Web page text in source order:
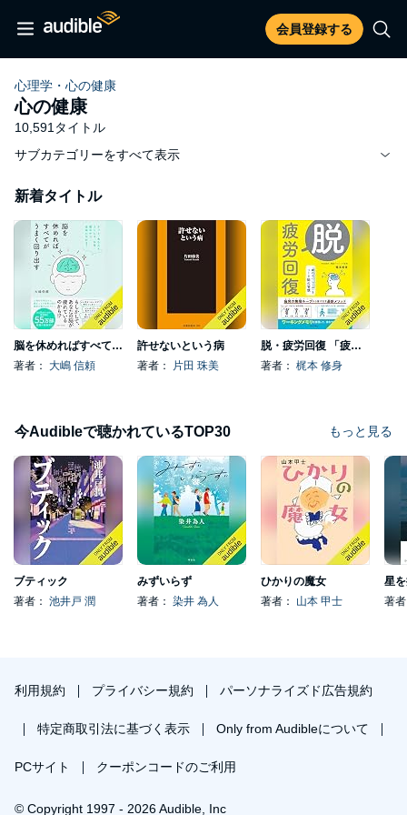
会員登録する
心理学・心の健康
心の健康
10,591タイトル
サブカテゴリーをすべて表示
新着タイトル
脳を休めればすべてがうまく回り出す
著者： 大嶋 信頼
許せないという病
著者：
片田 珠美
脱・疲労回復 「疲れないしくみ」をつくる脳の習慣
著者： 梶本 修身
今Audibleで聴かれているTOP30 もっと見る
ブティック
著者： 池井戸 潤
みずいらず
著者： 染井 為人
ひかりの魔女
著者： 山本 甲士
星
著
利用規約 プライバシー規約 パーソナライズド広告規約
特定商取引法に基づく表示 Only from Audibleについて
PCサイト クーポンコードのご利用
© Copyright 1997 - 2026 Audible, Inc